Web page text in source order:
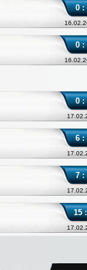
0 :
0 :
0 :
6 :
7 :
15